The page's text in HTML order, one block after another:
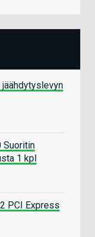
Suoritin
1 kpl
PCI Express